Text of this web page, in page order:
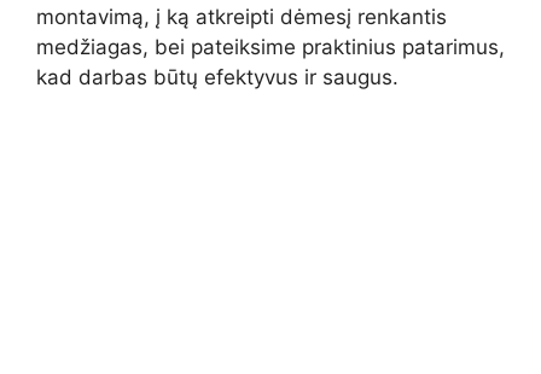
montavimą, į ką atkreipti dėmesį renkantis
medžiagas, bei pateiksime praktinius patarimus,
kad darbas būtų efektyvus ir saugus.